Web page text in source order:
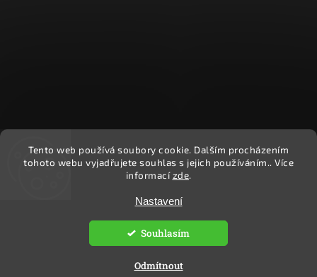
Tento web používá soubory cookie. Dalším procházením
tohoto webu vyjadřujete souhlas s jejich používáním.. Více
informacízde.
Nastavení
Odmítnout
Souhlasím
Sledovat na Instagramu
Ekočlověk. Všechna práva vyhrazena.
Upravit nastavení cookies
Shoptet| DesignShoptak.cz.